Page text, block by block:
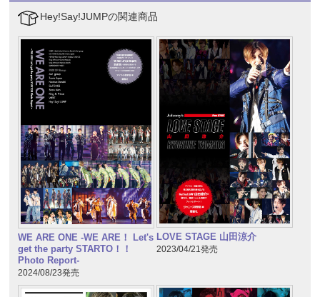
Hey!Say!JUMPの関連商品
WE ARE ONE -WE ARE！ Let's
get the party STARTO！！
Photo Report-
2024/08/23発売
LOVE STAGE 山田涼介
2023/04/21発売